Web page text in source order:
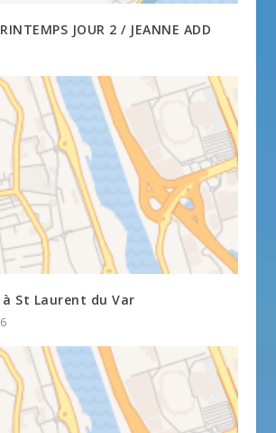
JOUR 2 / JEANNE ADD
St Laurent du Var